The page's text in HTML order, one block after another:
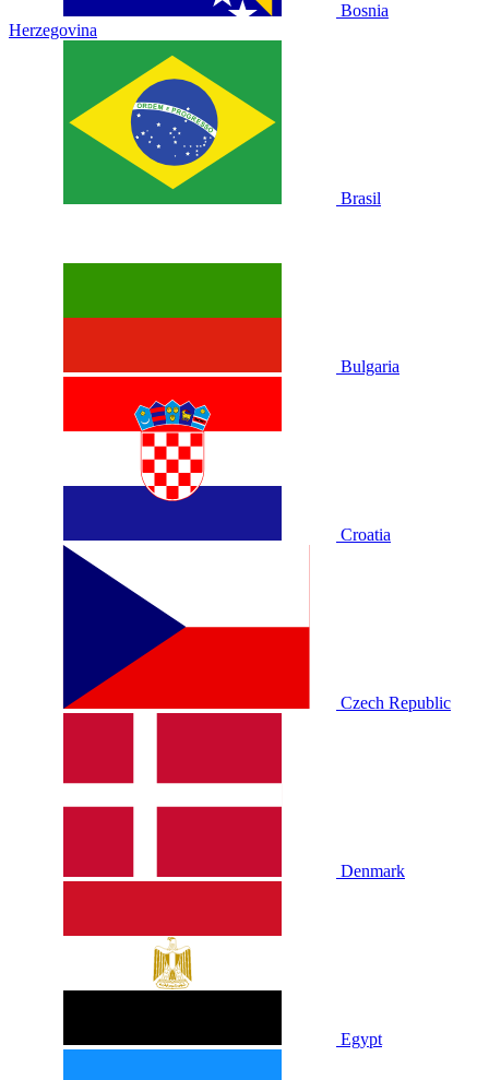
Bosnia
Herzegovina
Brasil
Bulgaria
Croatia
Czech Republic
Denmark
Egypt